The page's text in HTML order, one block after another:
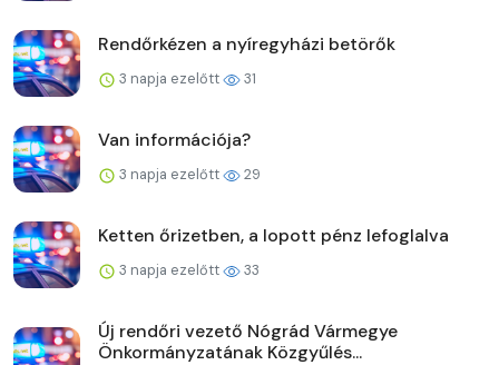
Rendőrkézen a nyíregyházi betörők
3 napja ezelőtt 31
Van információja?
3 napja ezelőtt 29
Ketten őrizetben, a lopott pénz lefoglalva
3 napja ezelőtt 33
Új rendőri vezető Nógrád Vármegye
Önkormányzatának Közgyűlés...